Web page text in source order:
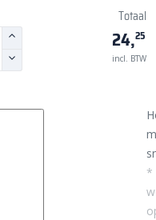
Totaal
24,25
incl. BTW
*